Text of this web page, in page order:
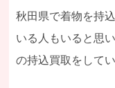
秋田県で着物を持
いる人もいると思
の持込買取をして